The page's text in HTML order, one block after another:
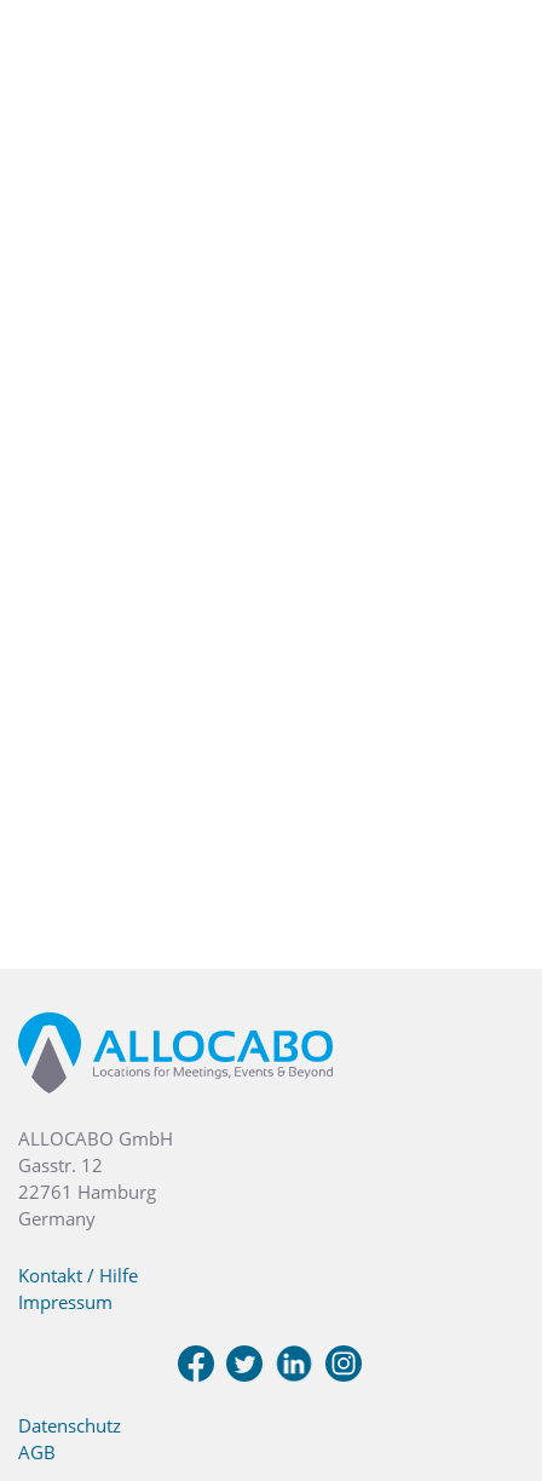
ALLOCABO GmbH
Gasstr. 12
22761 Hamburg
Germany
Kontakt / Hilfe
Impressum
Datenschutz
AGB